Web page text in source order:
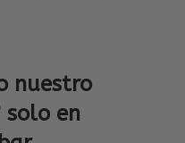
nuestro
solo en